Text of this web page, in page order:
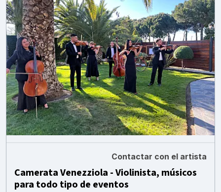
Contactar con el artista
Camerata Venezziola - Violinista, músicos
para todo tipo de eventos